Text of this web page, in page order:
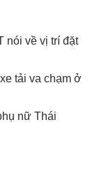
nói về vị trí đặt
tải va chạm ở
nữ Thái